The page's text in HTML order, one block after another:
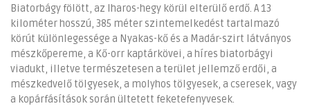
Biatorbágy fölött, az Iharos-hegy körül elterülő erdő. A 13
kilométer hosszú, 385 méter szintemelkedést tartalmazó
körút különlegessége a Nyakas-kő és a Madár-szirt látványos
mészkőpereme, a Kő-orr kaptárkövei, a híres biatorbágyi
viadukt, illetve természetesen a terület jellemző erdői, a
mészkedvelő tölgyesek, a molyhos tölgyesek, a cseresek, vagy
a kopárfásítások során ültetett feketefenyvesek.